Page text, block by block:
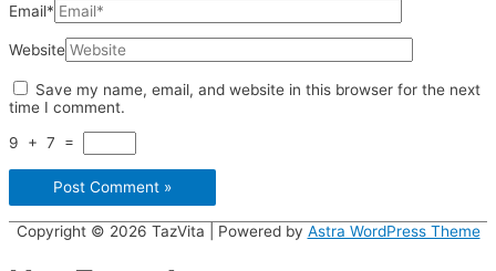
Email*
Website
Save my name, email, and website in this browser for the next
time I comment.
9
+ 7 =
Copyright © 2026 TazVita | Powered by Astra WordPress Theme